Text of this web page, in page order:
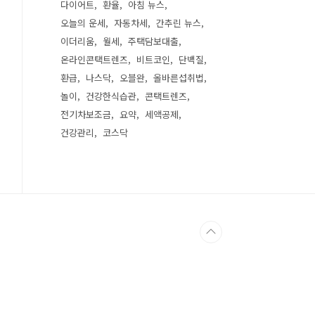
다이어트 환율
아침 뉴스
오늘의 운세
자동차세
간추린 뉴스
이더리움
월세
주택담보대출
온라인콘택트렌즈
비트코인
단백질
환급
나스닥 오블완
올바른섭취법
놀이
건강한식습관
콘택트렌즈
전기차보조금
요약
세액공제
건강관리
코스닥